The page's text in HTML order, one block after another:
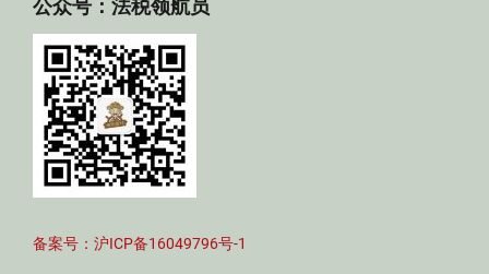
公众号：法税领航员
备案号：沪ICP备16049796号-1